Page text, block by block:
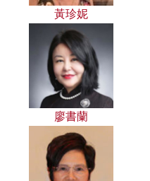
黃珍妮
廖書蘭